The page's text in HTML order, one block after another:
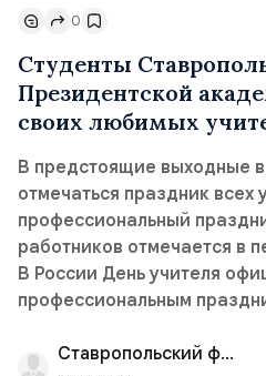
0
Студенты
Президентской
своих любимых
В предстоящие выходные
отмечаться праздник всех
профессиональный
работников отмечается в
В России День учителя
профессиональным
Ставропольский филиал РАНХиГС